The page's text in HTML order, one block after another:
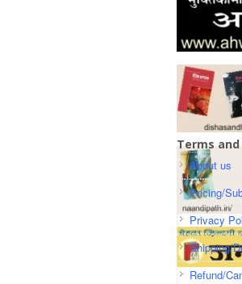
Terms
About us
Pricing/
Privacy
Shipping/
Refund/